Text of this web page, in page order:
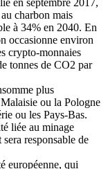
en septembre 2017,
charbon mais
à 34% en 2040. En
occasionne environ
crypto-monnaies
tonnes de CO2 par
plus
ou la Pologne
ou les Pays-Bas.
liée au minage
responsable de
européenne, qui